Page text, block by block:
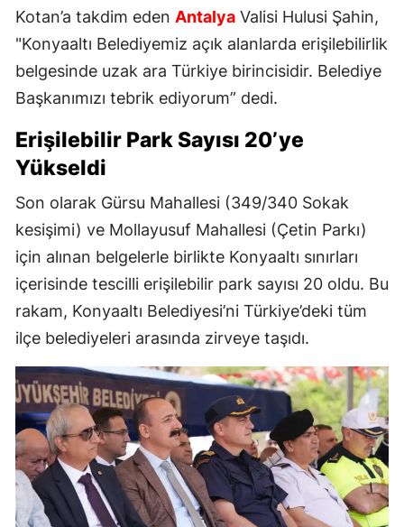
Kotan’a takdim eden Antalya Valisi Hulusi Şahin,
"Konyaaltı Belediyemiz açık alanlarda erişilebilirlik
belgesinde uzak ara Türkiye birincisidir. Belediye
Başkanımızı tebrik ediyorum” dedi.
Erişilebilir Park Sayısı 20’ye
Yükseldi
Son olarak Gürsu Mahallesi (349/340 Sokak
kesişimi) ve Mollayusuf Mahallesi (Çetin Parkı)
için alınan belgelerle birlikte Konyaaltı sınırları
içerisinde tescilli erişilebilir park sayısı 20 oldu. Bu
rakam, Konyaaltı Belediyesi’ni Türkiye’deki tüm
ilçe belediyeleri arasında zirveye taşıdı.